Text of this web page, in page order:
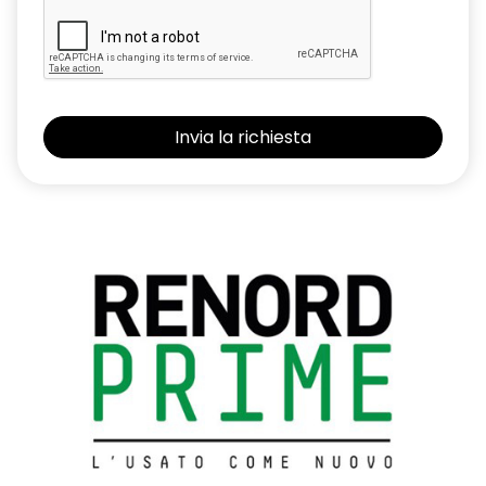
Freno di stazionamento elettrico con funzione auto-hold
Kit riparazione pneumatici con scatola attrezzi
Parking camera posteriore
Privacy Glass (Vetri laterali posteriori e lunotto oscurati)
Retrovisori esterni elettrici, riscaldati con sensore di
temperatura, ripiegabili automaticamente alla chiusura
Riconoscimento segnaletica stradale e allarme
superamento limite di velocità (Over Speed Prevention)
Sedili anteriori con regolazione meccanica